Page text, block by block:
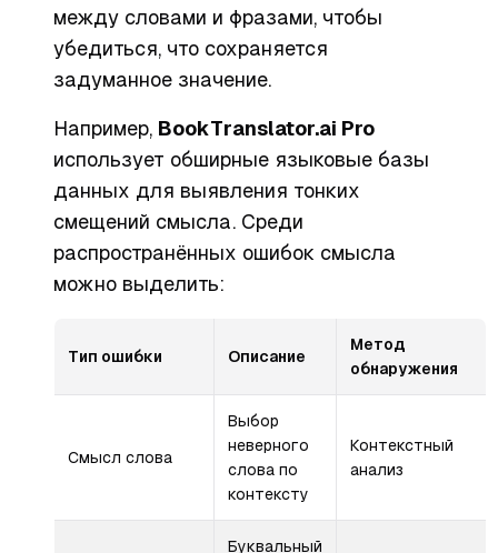
между словами и фразами, чтобы
убедиться, что сохраняется
задуманное значение.
Например, BookTranslator.ai Pro
использует обширные языковые базы
данных для выявления тонких
смещений смысла. Среди
распространённых ошибок смысла
можно выделить:
Тип ошибки Описание
Метод
обнаружения
Смысл слова
Выбор
неверного
слова по
контексту
Контекстный
анализ
Буквальный